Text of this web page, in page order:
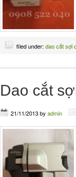
filed under: dao cắt sợi
Dao cắt
21/11/2013by admin